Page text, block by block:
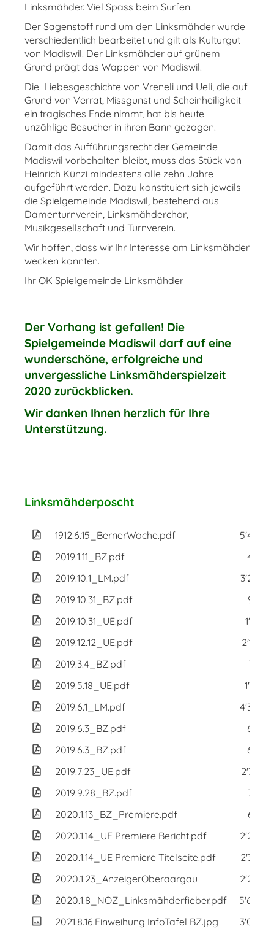
Linksmähder. Viel Spass beim Surfen!
Der Sagenstoff rund um den Linksmähder wurde
verschiedentlich bearbeitet und gilt als Kulturgut
von Madiswil. Der Linksmähder auf grünem
Grund prägt das Wappen von Madiswil.
Die Liebesgeschichte von Vreneli und Ueli, die auf
Grund von Verrat, Missgunst und Scheinheiligkeit
ein tragisches Ende nimmt, hat bis heute
unzählige Besucher in ihren Bann gezogen.
Damit das Aufführungsrecht der Gemeinde
Madiswil vorbehalten bleibt, muss das Stück von
Heinrich Künzi mindestens alle zehn Jahre
aufgeführt werden. Dazu konstituiert sich jeweils
die Spielgemeinde Madiswil, bestehend aus
Damenturnverein, Linksmähderchor,
Musikgesellschaft und Turnverein.
Wir hoffen, dass wir Ihr Interesse am Linksmähder
wecken konnten.
Ihr OK Spielgemeinde Linksmähder
Der Vorhang ist gefallen! Die
Spielgemeinde Madiswil darf auf eine
wunderschöne, erfolgreiche und
unvergessliche Linksmähderspielzeit
2020 zurückblicken.
Wir danken Ihnen herzlich für Ihre
Unterstützung.
Linksmähderposcht
1912.6.15_BernerWoche.pdf
5'469
2019.1.11_BZ.pdf
449
2019.10.1_LM.pdf
3'226
2019.10.31_BZ.pdf
963
2019.10.31_UE.pdf
1'316
2019.12.12_UE.pdf
2'120
2019.3.4_BZ.pdf
767
2019.5.18_UE.pdf
1'166
2019.6.1_LM.pdf
4'390
2019.6.3_BZ.pdf
624
2019.6.3_BZ.pdf
624
2019.7.23_UE.pdf
2'343
2019.9.28_BZ.pdf
726
2020.1.13_BZ_Premiere.pdf
693
2020.1.14_UE Premiere Bericht.pdf
2'265
2020.1.14_UE Premiere Titelseite.pdf
2'346
2020.1.23_AnzeigerOberaargau
2'228
2020.1.8_NOZ_Linksmähderfieber.pdf
5'602
2021.8.16.Einweihung InfoTafel BZ.jpg
3'003